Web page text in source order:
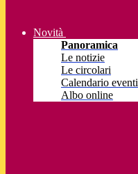
Novità
Panoramica
Le notizie
Le circolari
Calendario eventi
Albo online